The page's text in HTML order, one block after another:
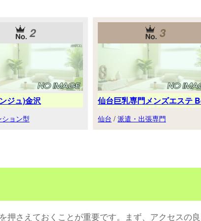
2
ジュ)金沢
ション型
3
仙台巨乳専門メンズエステ
仙台 / 派遣・出張専門
押さえておくことが重要です。まず、アクセスの